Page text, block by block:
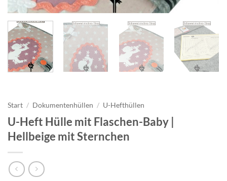
Start / Dokumentenhüllen / U-Hefthüllen
U-Heft Hülle mit Flaschen-Baby |
Hellbeige mit Sternchen